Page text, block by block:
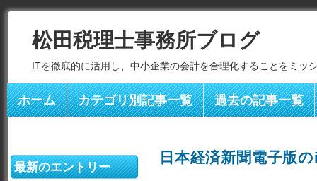
松田税理士事務所ブログ
ITを徹底的に活用し、中小企業の会計を合理化することをミッ
ホーム カテゴリ別記事一覧 過去の記事一覧
日本経済新聞電子版
最新のエントリー